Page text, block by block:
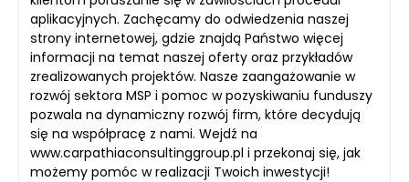
aplikacyjnych. Zachęcamy do odwiedzenia naszej
strony internetowej, gdzie znajdą Państwo więcej
informacji na temat naszej oferty oraz przykładów
zrealizowanych projektów. Nasze zaangażowanie w
rozwój sektora MSP i pomoc w pozyskiwaniu funduszy
pozwala na dynamiczny rozwój firm, które decydują
się na współpracę z nami. Wejdź na
www.carpathiaconsultinggroup.pl i przekonaj się, jak
możemy pomóc w realizacji Twoich inwestycji!